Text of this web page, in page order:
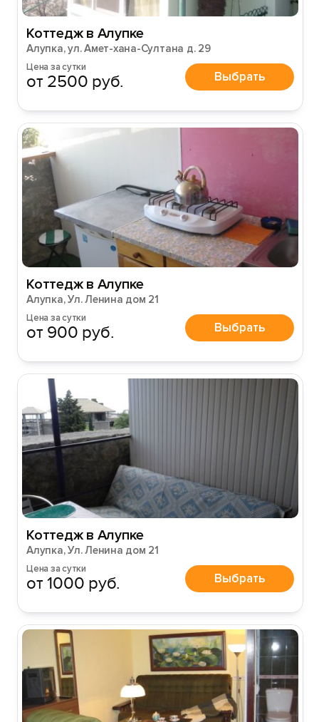
Коттедж в Алупке
Алупка, ул. Амет-хана-Султана д. 29
Цена за сутки
от 2500 руб. Выбрать
Коттедж в Алупке
Алупка, Ул. Ленина дом 21
Цена за сутки
от 900 руб. Выбрать
Коттедж в Алупке
Алупка, Ул. Ленина дом 21
Цена за сутки
от 1000 руб. Выбрать